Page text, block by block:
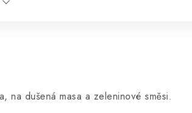
na dušená masa a zeleninové směsi.